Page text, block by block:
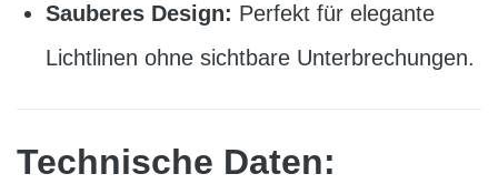
Sauberes Design: Perfekt für elegante
Lichtlinen ohne sichtbare Unterbrechungen.
Technische Daten: